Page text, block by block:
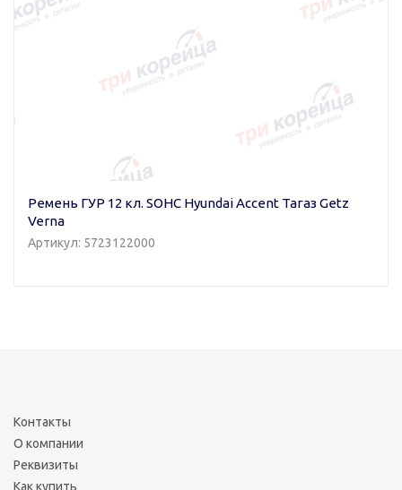
Ремень ГУР 12 кл. SOHC Hyundai Accent Тагаз Getz
Verna
Артикул: 5723122000
Контакты
О компании
Реквизиты
Как купить